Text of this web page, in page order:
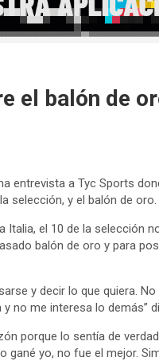
el balón de
entrevista a Tyc Sports
selección, y el balón de oro.
el 10 de la selección
balón de oro y para
y decir lo que quiera.
no me interesa lo demás”
porque lo sentía de
gané yo, no fue el mejor.